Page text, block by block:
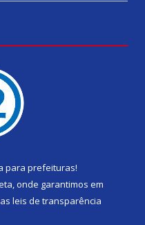
para prefeituras!
onde garantimos em
leis de transparência